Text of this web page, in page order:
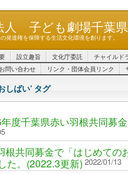
人 子ども劇場千葉
発達権を保障する生活文化環境を創ります。
設立趣旨 文化庁委託
チャイルド
お問い合わせ リンク・団体会員リンク
しばい’ タグ
度千葉県赤い羽根共同募
根共同募金で「はじめての
た。(2022.3更新) 2022/01/13